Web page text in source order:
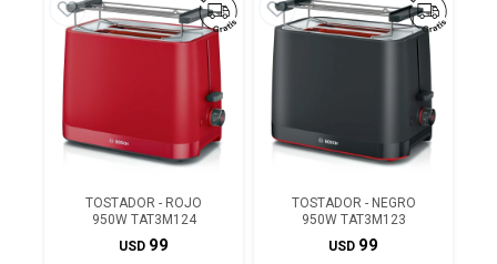
TOSTADOR - ROJO
950W TAT3M124
USD 99
TOSTADOR - NEGRO
950W TAT3M123
USD 99